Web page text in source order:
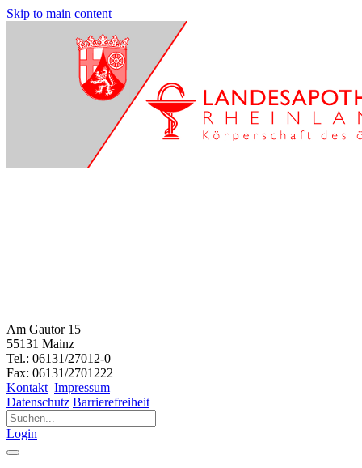
Skip to main content
Am Gautor 15
55131 Mainz
Tel.: 06131/27012-0
Fax: 06131/2701222
Kontakt Impressum
Datenschutz Barrierefreiheit
Login